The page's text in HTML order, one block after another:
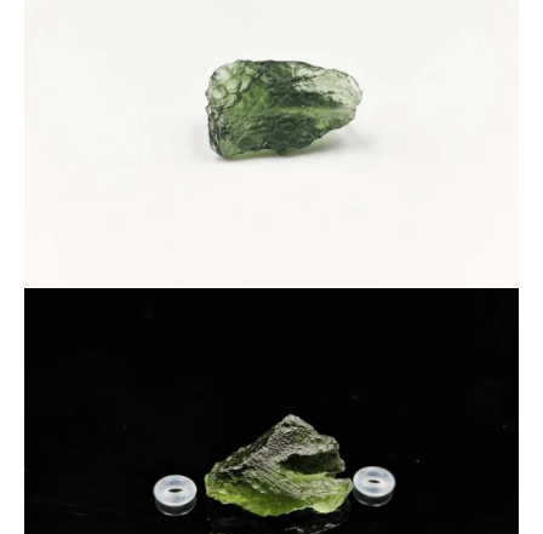
「自分だけのアクセサリーを作りたい」
「原石感を活かした作品を制作したい」
という方にも非常におすすめです。
本シリーズの一部（３０番）サンプルを中国鑑別機関へ提出
し、「玻璃陨石（ガラス隕石）」として鑑別取得しておりま